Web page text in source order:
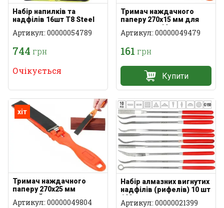
Набір напилків та
надфілів 16шт T8 Steel
Артикул: 00000054789
744 грн
Очікується
Тримач наждачного
паперу 270x15 мм для
точного шліфування
Артикул: 00000049479
161 грн
Купити
хіт
Тримач наждачного
паперу 270x25 мм
плоский
Артикул: 00000049804
Набір алмазних вигнутих
надфілів (рифелів) 10 шт
140 мм
Артикул: 00000021399